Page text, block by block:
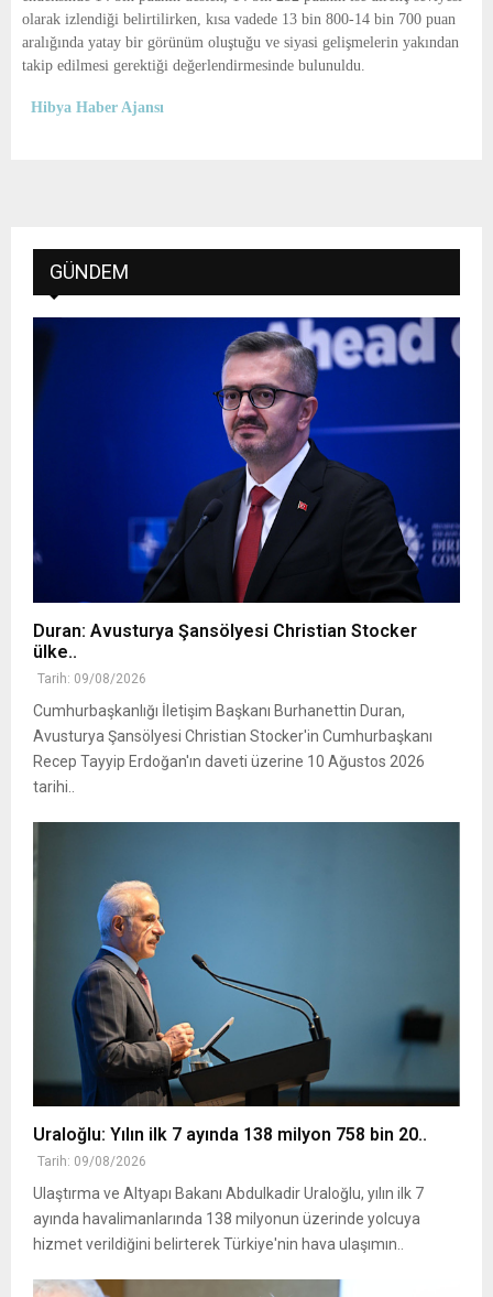
olarak izlendiği belirtilirken, kısa vadede 13 bin 800-14 bin 700 puan
aralığında yatay bir görünüm oluştuğu ve siyasi gelişmelerin yakından
takip edilmesi gerektiği değerlendirmesinde bulunuldu.
Hibya Haber Ajansı
GÜNDEM
Duran: Avusturya Şansölyesi Christian Stocker
ülke..
Tarih: 09/08/2026
Cumhurbaşkanlığı İletişim Başkanı Burhanettin Duran,
Avusturya Şansölyesi Christian Stocker'in Cumhurbaşkanı
Recep Tayyip Erdoğan'ın daveti üzerine 10 Ağustos 2026
tarihi..
Uraloğlu: Yılın ilk 7 ayında 138 milyon 758 bin 20..
Tarih: 09/08/2026
Ulaştırma ve Altyapı Bakanı Abdulkadir Uraloğlu, yılın ilk 7
ayında havalimanlarında 138 milyonun üzerinde yolcuya
hizmet verildiğini belirterek Türkiye'nin hava ulaşımın..